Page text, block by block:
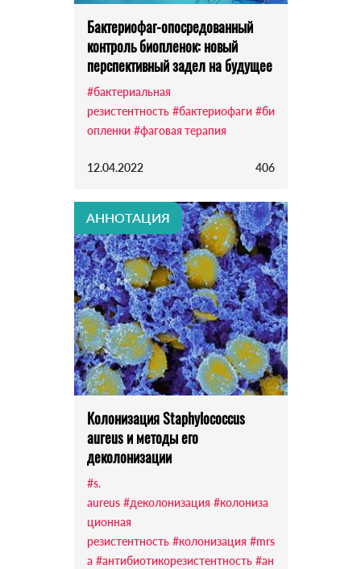
Бактериофаг-опосредованный
контроль биопленок: новый
перспективный задел на будущее
#бактериальная
резистентность #бактериофаги #би
опленки #фаговая терапия
12.04.2022 406
АННОТАЦИЯ
Колонизация Staphylococcus
aureus и методы его
деколонизации
#s.
aureus #деколонизация #колониза
ционная
резистентность #колонизация #mrs
a #антибиотикорезистентность #ан